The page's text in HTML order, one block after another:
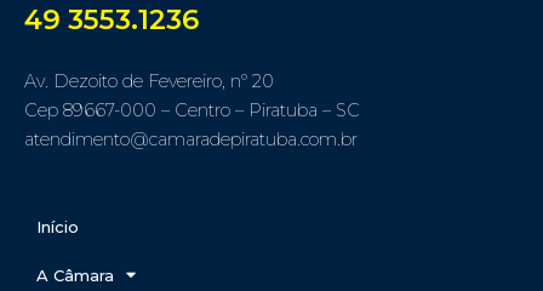
49 3553.1236
Av. Dezoito de Fevereiro, nº 20
Cep 89667-000 – Centro – Piratuba – SC
atendimento@camaradepiratuba.com.br
Início
A Câmara